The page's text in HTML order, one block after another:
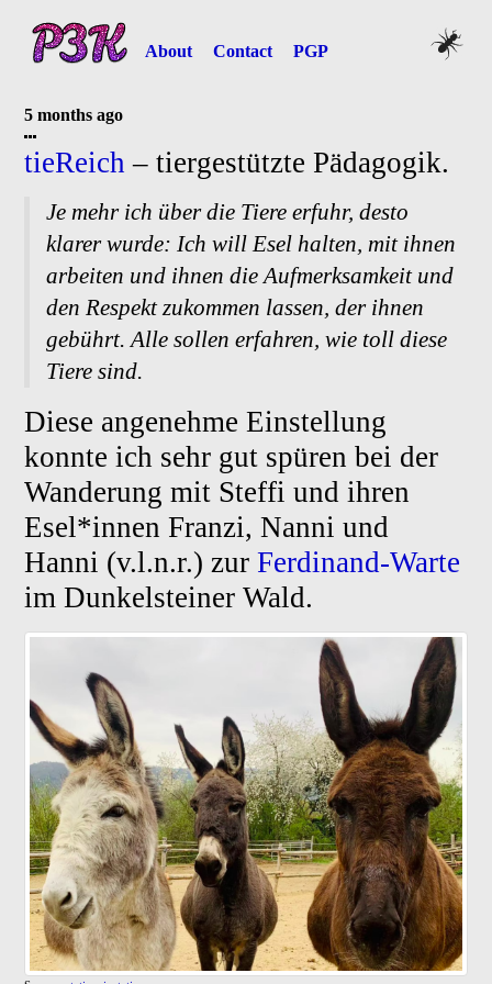
About Contact PGP
5 months ago
tieReich – tiergestützte Pädagogik.
Je mehr ich über die Tiere erfuhr, desto
klarer wurde: Ich will Esel halten, mit ihnen
arbeiten und ihnen die Aufmerksamkeit und
den Respekt zukommen lassen, der ihnen
gebührt. Alle sollen erfahren, wie toll diese
Tiere sind.
Diese angenehme Einstellung
konnte ich sehr gut spüren bei der
Wanderung mit Steffi und ihren
Esel*innen Franzi, Nanni und
Hanni (v.l.n.r.) zurFerdinand-Warte
im Dunkelsteiner Wald.